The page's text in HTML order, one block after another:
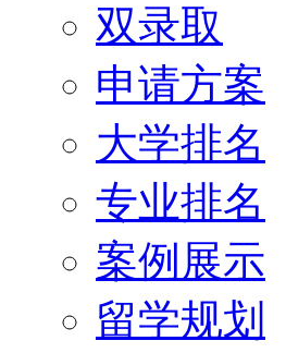
双录取
申请方案
大学排名
专业排名
案例展示
留学规划